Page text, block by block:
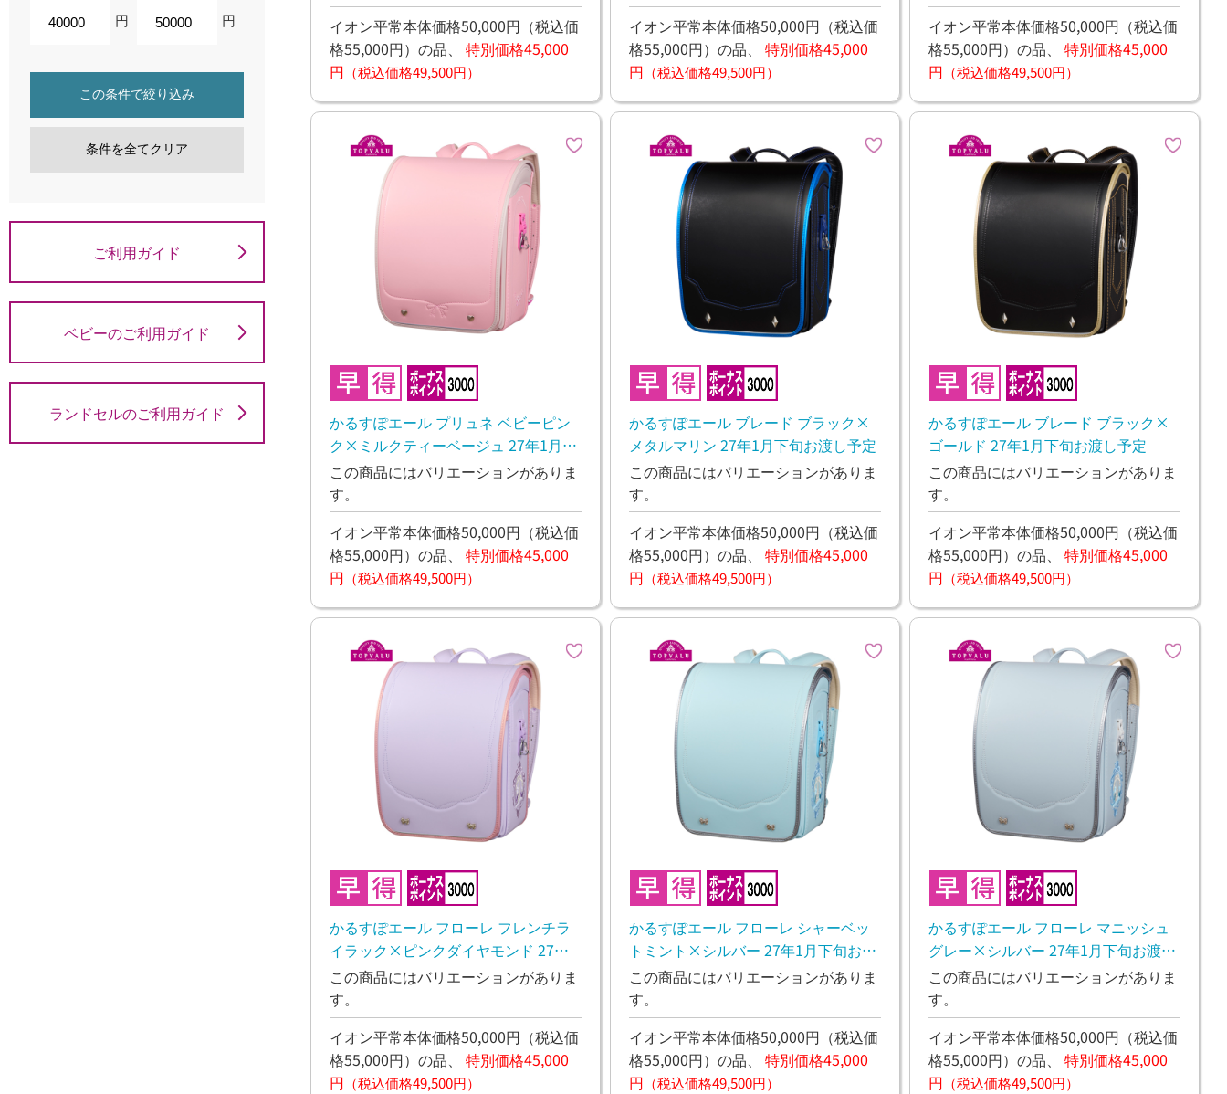
円 円
この条件で絞り込み
条件を全てクリア
ご利用ガイド
ベビーのご利用ガイド
ランドセルのご利用ガイド
イオン平常本体価格50,000円 （税込価
格55,000円） の品、 特別価格45,000
円 （税込価格49,500円）
イオン平常本体価格50,000円 （税込価
格55,000円） の品、 特別価格45,000
円 （税込価格49,500円）
イオン平常本体価格50,000円 （税込価
格55,000円） の品、 特別価格45,000
円 （税込価格49,500円）
かるすぽエール プリュネ ベビーピン
ク×ミルクティーベージュ 27年1月下
旬お渡し予定
この商品にはバリエーションがありま
す。
イオン平常本体価格50,000円 （税込価
格55,000円） の品、 特別価格45,000
円 （税込価格49,500円）
かるすぽエール ブレード ブラック×
メタルマリン 27年1月下旬お渡し予定
この商品にはバリエーションがありま
す。
イオン平常本体価格50,000円 （税込価
格55,000円） の品、 特別価格45,000
円 （税込価格49,500円）
かるすぽエール ブレード ブラック×
ゴールド 27年1月下旬お渡し予定
この商品にはバリエーションがありま
す。
イオン平常本体価格50,000円 （税込価
格55,000円） の品、 特別価格45,000
円 （税込価格49,500円）
かるすぽエール フローレ フレンチラ
イラック×ピンクダイヤモンド 27年1
月下旬お渡し予定
この商品にはバリエーションがありま
す。
イオン平常本体価格50,000円 （税込価
格55,000円） の品、 特別価格45,000
円 （税込価格49,500円）
かるすぽエール フローレ シャーベッ
トミント×シルバー 27年1月下旬お渡
し予定
この商品にはバリエーションがありま
す。
イオン平常本体価格50,000円 （税込価
格55,000円） の品、 特別価格45,000
円 （税込価格49,500円）
かるすぽエール フローレ マニッシュ
グレー×シルバー 27年1月下旬お渡し
予定
この商品にはバリエーションがありま
す。
イオン平常本体価格50,000円 （税込価
格55,000円） の品、 特別価格45,000
円 （税込価格49,500円）